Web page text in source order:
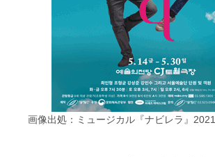
画像出処：ミュージカル『ナビレラ』